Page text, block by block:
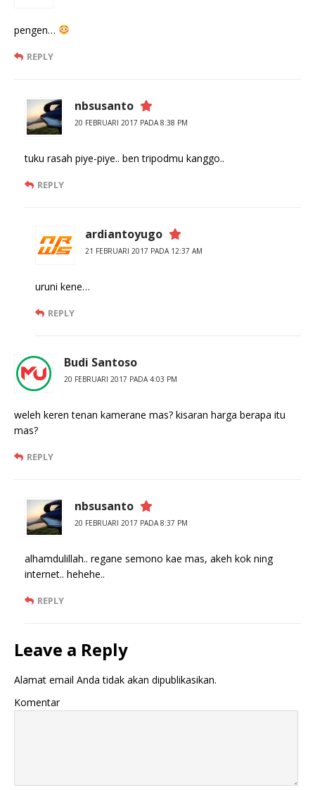
pengen…
REPLY
nbsusanto
20 FEBRUARI 2017 PADA 8:38 PM
tuku rasah piye-piye.. ben tripodmu kanggo..
REPLY
ardiantoyugo
21 FEBRUARI 2017 PADA 12:37 AM
uruni kene…
REPLY
Budi Santoso
20 FEBRUARI 2017 PADA 4:03 PM
weleh keren tenan kamerane mas? kisaran harga berapa itu
mas?
REPLY
nbsusanto
20 FEBRUARI 2017 PADA 8:37 PM
alhamdulillah.. regane semono kae mas, akeh kok ning
internet.. hehehe..
REPLY
Leave a Reply
Alamat email Anda tidak akan dipublikasikan.
Komentar